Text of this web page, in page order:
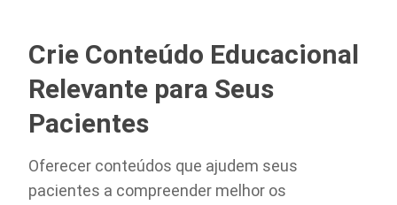
Crie Conteúdo Educacional
Relevante para Seus
Pacientes
Oferecer conteúdos que ajudem seus
pacientes a compreender melhor os